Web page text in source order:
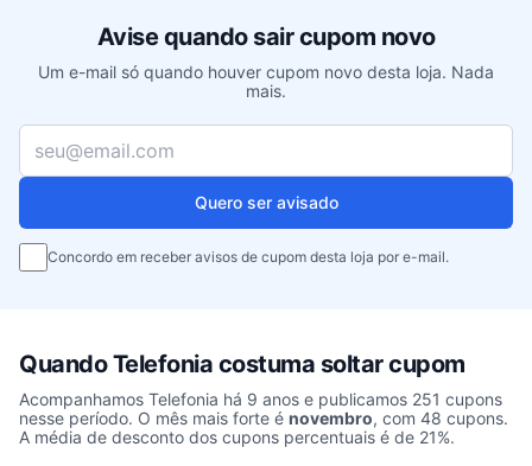
Avise quando sair cupom novo
Um e-mail só quando houver cupom novo desta loja. Nada
mais.
Seu e-mail
Quero ser avisado
Concordo em receber avisos de cupom desta loja por e-mail.
Quando Telefonia costuma soltar cupom
Acompanhamos Telefonia há 9 anos e publicamos 251 cupons
nesse período. O mês mais forte é novembro, com 48 cupons.
A média de desconto dos cupons percentuais é de 21%.